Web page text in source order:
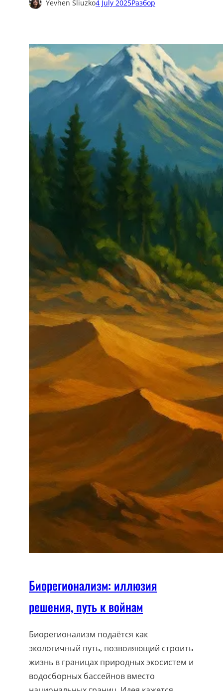
Yevhen Sliuzko4 July 2025Разбор
Биорегионализм: иллюзия
решения, путь к войнам
Биорегионализм подаётся как
экологичный путь, позволяющий строить
жизнь в границах природных экосистем и
водосборных бассейнов вместо